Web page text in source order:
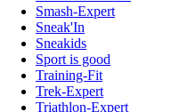
Smash-Expert
Sneak'In
Sneakids
Sport is good
Training-Fit
Trek-Expert
Triathlon-Expert